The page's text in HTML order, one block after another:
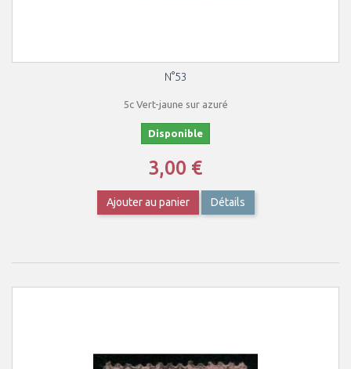
N°53
5c Vert-jaune sur azuré
Disponible
3,00 €
Ajouter au panier Détails